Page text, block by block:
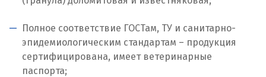
Нягань
О
Полное соответствие ГОСТам, ТУ и санитарно-
эпидемиологическим стандартам – продукция
сертифицирована, имеет ветеринарные
паспорта;